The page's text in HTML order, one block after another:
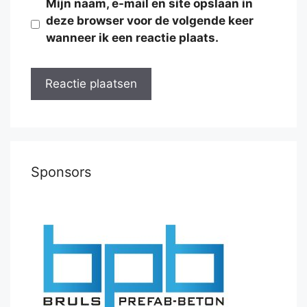
Mijn naam, e-mail en site opslaan in
deze browser voor de volgende keer
wanneer ik een reactie plaats.
Sponsors